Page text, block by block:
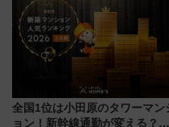
が拡大！
全国1位は小田原のタワーマン
ョン！新幹線通勤が変える？